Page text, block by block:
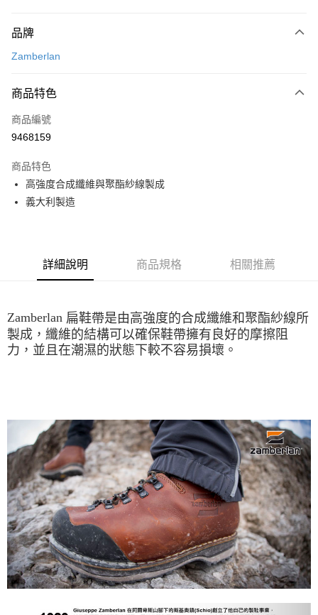
信用卡一次付款
3 期 0 利率 每期
合作金庫商業銀行
上海商業儲蓄銀行
臺灣中小企業銀行
匯豐（台灣）商業銀行
聯邦商業銀行
台灣樂天信用卡公司
超商取貨付款
LINE Pay
Apple Pay
ATM付款
每筆NT$60，滿NT$490(含以上)免運費
每筆NT$60，滿NT$490(含以上)免運費
7-11取貨付款
每筆NT$80，滿NT$490(含以上)免運費
離島宅配
每筆NT$80，滿NT$490(含以上)免運費
付款後門市自取
免運費
品牌
Zamberlan
商品特色
商品編號
9468159
商品特色
高強度合成纖維與聚酯紗線製成
義大利製造
詳細說明 商品規格 相關推薦
Zamberlan 扁鞋帶是由高強度的合成纖維和聚酯紗線所
製成， 纖維的結構可以確保鞋帶擁有良好的摩擦阻
力，並且在潮濕的狀態下較不容易損壞。